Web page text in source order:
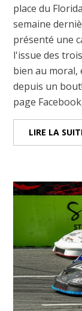
place du
semaine
présenté une
l'issue des
bien au
depuis un
page
LIRE LA